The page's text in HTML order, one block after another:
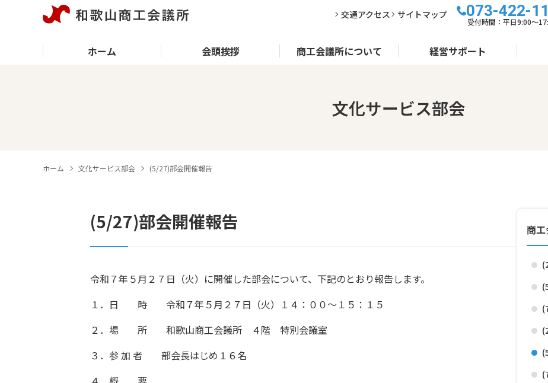
交通アクセス サイトマップ 073-422-
受付時間：平日9:00～
ホーム 会頭挨拶 商工会議所について 経営サポート
文化サービス部会
ホーム 文化サービス部会 (5/27)部会開催報告
(5/27)部会開催報告
令和７年５月２７日（火）に開催した部会について、下記のとおり報告します。
１．日 時 令和７年５月２７日（火）１４：００～１５：１５
２．場 所 和歌山商工会議所 ４階 特別会議室
３．参 加 者 部会長はじめ１６名
商